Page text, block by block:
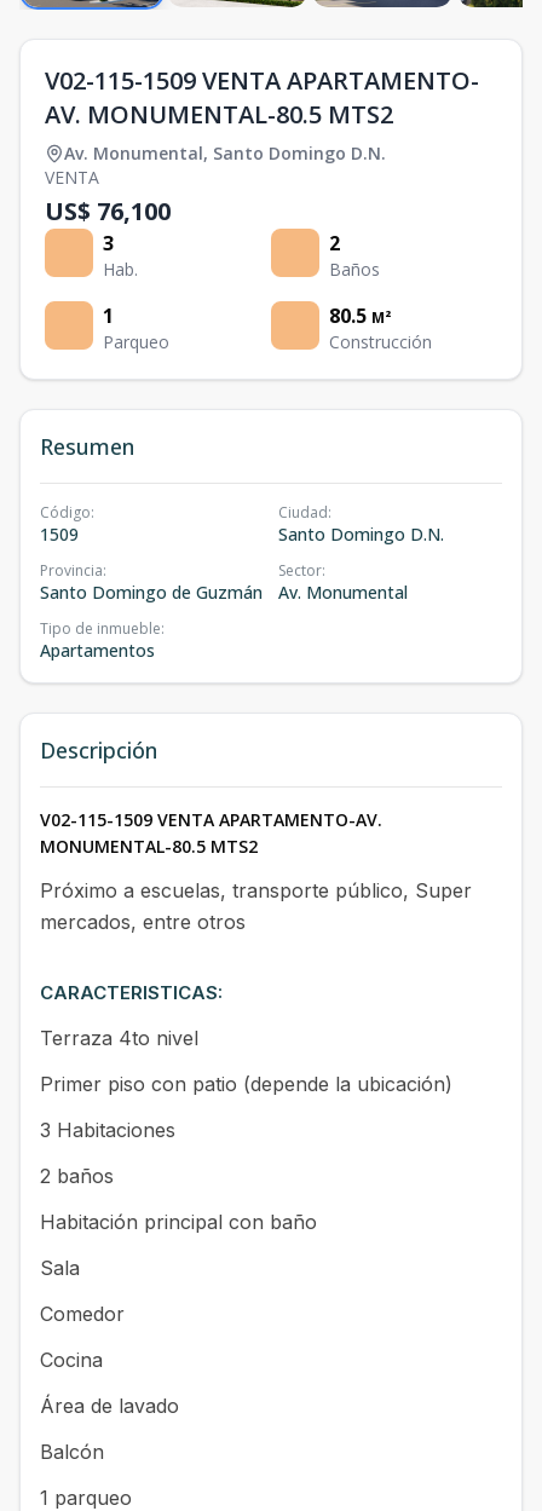
V02-115-1509 VENTA APARTAMENTO-
AV. MONUMENTAL-80.5 MTS2
Av. Monumental, Santo Domingo D.N.
VENTA
US$ 76,100
3
Hab.
2
Baños
1
Parqueo
80.5 M²
Construcción
Resumen
Código:
1509
Ciudad:
Santo Domingo D.N.
Provincia:
Santo Domingo de Guzmán
Sector:
Av. Monumental
Tipo de inmueble:
Apartamentos
Descripción
V02-115-1509 VENTA APARTAMENTO-AV.
MONUMENTAL-80.5 MTS2
Próximo a escuelas, transporte público, Super
mercados, entre otros
CARACTERISTICAS:
Terraza 4to nivel
Primer piso con patio (depende la ubicación)
3 Habitaciones
2 baños
Habitación principal con baño
Sala
Comedor
Cocina
Área de lavado
Balcón
1 parqueo